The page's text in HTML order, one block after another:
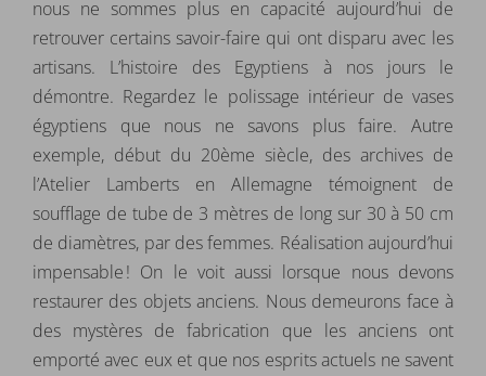
nous ne sommes plus en capacité aujourd’hui de
retrouver certains savoir-faire qui ont disparu avec les
artisans. L’histoire des Egyptiens à nos jours le
démontre. Regardez le polissage intérieur de vases
égyptiens que nous ne savons plus faire. Autre
exemple, début du 20ème siècle, des archives de
l’Atelier Lamberts en Allemagne témoignent de
soufflage de tube de 3 mètres de long sur 30 à 50 cm
de diamètres, par des femmes. Réalisation aujourd’hui
impensable ! On le voit aussi lorsque nous devons
restaurer des objets anciens. Nous demeurons face à
des mystères de fabrication que les anciens ont
emporté avec eux et que nos esprits actuels ne savent